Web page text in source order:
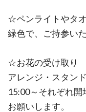
☆ペンライトやタ
緑色で、ご持参い
☆お花の受け取り
アレンジ・スタン
15:00～それぞれ
お願いします。